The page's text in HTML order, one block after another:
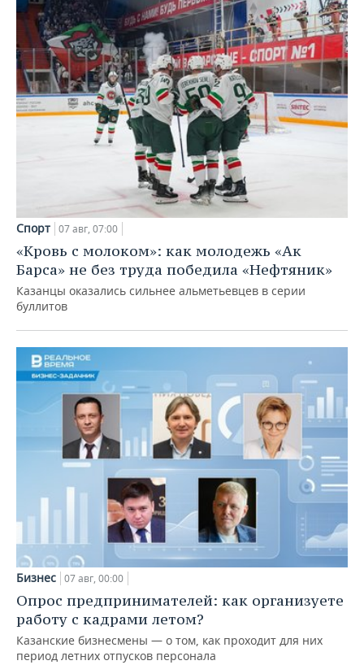
Спорт 07 авг, 07:00
«Кровь с молоком»: как молодежь «Ак
Барса» не без труда победила «Нефтяник»
Казанцы оказались сильнее альметьевцев в серии
буллитов
Бизнес 07 авг, 00:00
Опрос предпринимателей: как организуете
работу с кадрами летом?
Казанские бизнесмены — о том, как проходит для них
период летних отпусков персонала